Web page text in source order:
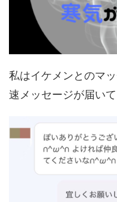
私はイケメンとのマ
速メッセージが届い